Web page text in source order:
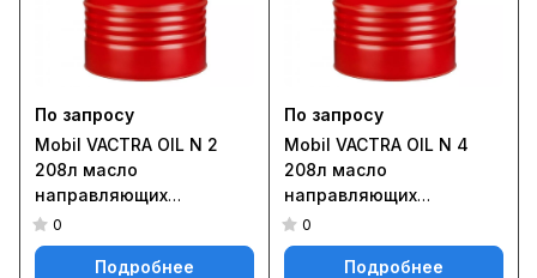
По запросу
Mobil VACTRA OIL N 2
208л масло
направляющих
скольжения
0
Подробнее
По запросу
Mobil VACTRA OIL N 4
208л масло
направляющих
скольжения
0
Подробнее